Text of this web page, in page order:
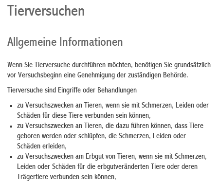
Tierversuchen
Allgemeine Informationen
Wenn Sie Tierversuche durchführen möchten, benötigen Sie grundsätzlich
vor Versuchsbeginn eine Genehmigung der zuständigen Behörde.
Tierversuche sind Eingriffe oder Behandlungen
zu Versuchszwecken an Tieren, wenn sie mit Schmerzen, Leiden oder
Schäden für diese Tiere verbunden sein können,
zu Versuchszwecken an Tieren, die dazu führen können, dass Tiere
geboren werden oder schlüpfen, die Schmerzen, Leiden oder
Schäden erleiden,
zu Versuchszwecken am Erbgut von Tieren, wenn sie mit Schmerzen,
Leiden oder Schäden für die erbgutveränderten Tiere oder deren
Trägertiere verbunden sein können,